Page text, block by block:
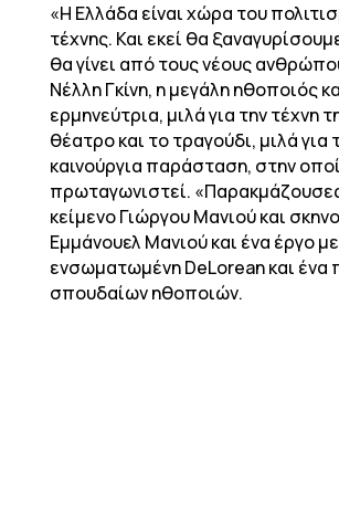
«Η Ελλάδα είναι χώρα του
τέχνης. Και εκεί θα
θα γίνει από τους νέους
Νέλλη Γκίνη, η μεγάλη ηθοποιός
ερμηνεύτρια, μιλά για την τέχνη
θέατρο και το τραγούδι, μιλά για
καινούργια παράσταση, στην
πρωταγωνιστεί.
κείμενο Γιώργου Μανιού και
Εμμάνουελ Μανιού και ένα έργο με
ενσωματωμένη DeLorean και ένα
σπουδαίων ηθοποιών.